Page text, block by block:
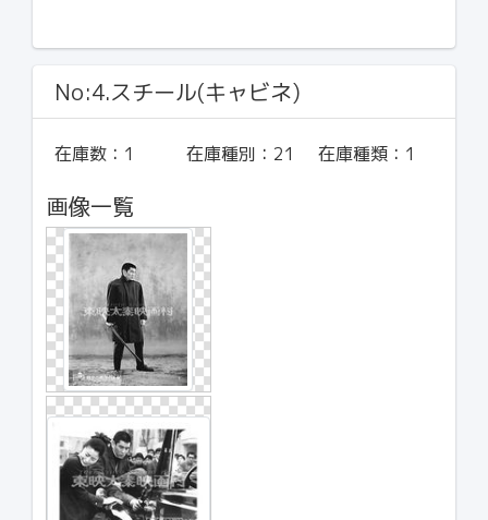
No:4.スチール(キャビネ)
在庫数： 1 在庫種別： 21 在庫種類： 1
画像一覧